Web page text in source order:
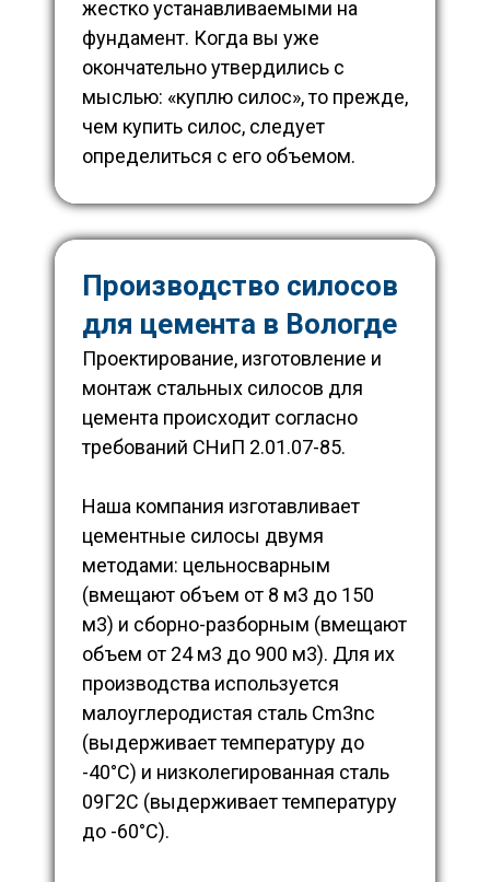
жестко устанавливаемыми на
фундамент. Когда вы уже
окончательно утвердились с
мыслью: «куплю силос», то прежде,
чем купить силос, следует
определиться с его объемом.
Производство силосов
для цемента в Вологде
Проектирование, изготовление и
монтаж стальных силосов для
цемента происходит согласно
требований СНиП 2.01.07-85.
Наша компания изготавливает
цементные силосы двумя
методами: цельносварным
(вмещают объем от 8 м3 до 150
м3) и сборно-разборным (вмещают
объем от 24 м3 до 900 м3). Для их
производства используется
малоуглеродистая сталь Cm3nc
(выдерживает температуру до
-40°С) и низколегированная сталь
09Г2С (выдерживает температуру
до -60°С).